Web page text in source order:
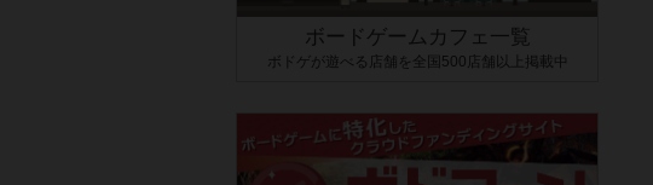
ボードゲームカフェ一覧
ボドゲが遊べる店舗を全国500店舗以上掲載中